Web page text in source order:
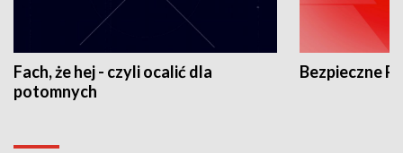
Fach, że hej - czyli ocalić dla
potomnych
Bezpieczne